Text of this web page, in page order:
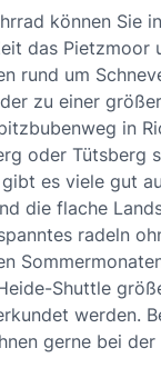
können Sie in
das Pietzmoor
rund um
zu einer
in
oder Tütsberg
es viele gut
die flache
radeln
Shuttle
werden.
gerne bei der